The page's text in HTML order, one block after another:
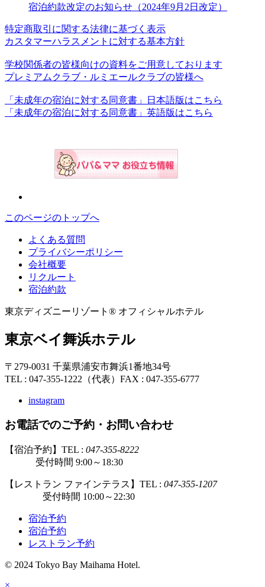
宿泊約款改定のお知らせ（2024年9月2日改定）
特定商取引に関する法律に基づく表示
カスタマーハラスメントに対する基本方針
学校関係者の皆様向けの資料をご用意しております
プレミアムクラブ・ルミエールクラブの皆様へ
「未成年の宿泊に対する同意書」日本語版はこちら
「未成年の宿泊に対する同意書」英語版はこちら
このページのトップへ
よくある質問
プライバシーポリシー
会社概要
リクルート
宿泊約款
東京ディズニーリゾート® オフィシャルホテル
東京ベイ舞浜ホテル
〒279-0031 千葉県浦安市舞浜1番地34号
TEL : 047-355-1222（代表） FAX : 047-355-6777
instagram
お電話でのご予約・お問い合わせ
【宿泊予約】TEL : 047-355-8222
受付時間 9:00～18:30
【レストラン ファインテラス】TEL : 047-355-1207
受付時間 10:00～22:30
宿泊予約
宿泊予約
レストラン予約
© 2024 Tokyo Bay Maihama Hotel.
×